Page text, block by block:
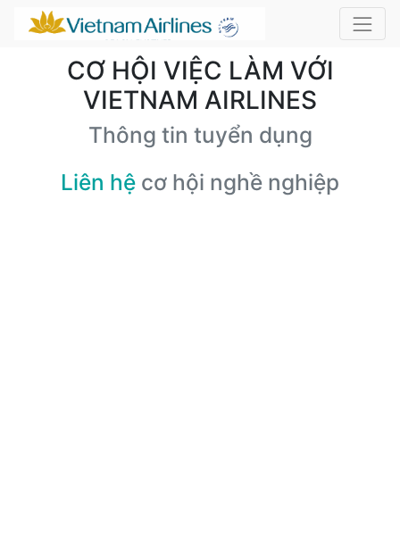
CƠ HỘI VIỆC LÀM VỚI
VIETNAM AIRLINES
Thông tin tuyển dụng
Liên hệ cơ hội nghề nghiệp